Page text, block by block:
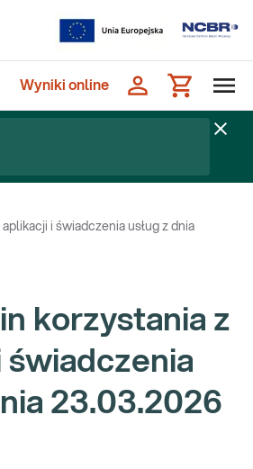
Wyniki online
i świadczenia usług z dnia
korzystania z
świadczenia
23.03.2026